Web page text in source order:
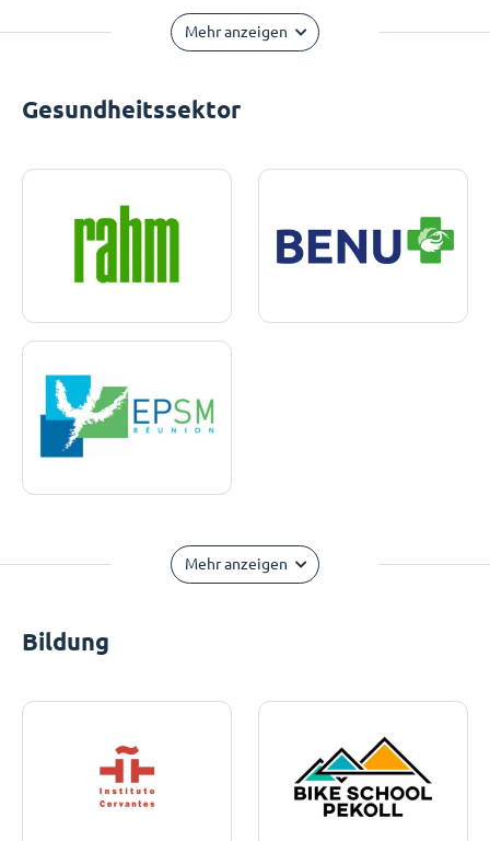
Mehr anzeigen
Gesundheitssektor
Mehr anzeigen
Bildung